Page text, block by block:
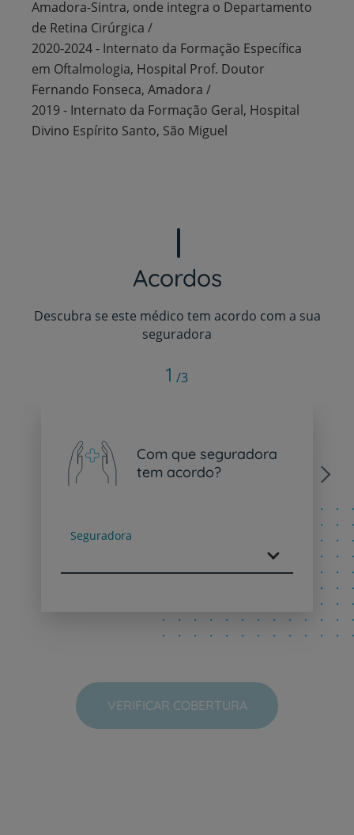
Amadora-Sintra, onde integra o Departamento
de Retina Cirúrgica /
2020-2024 - Internato da Formação Específica
em Oftalmologia, Hospital Prof. Doutor
Fernando Fonseca, Amadora /
2019 - Internato da Formação Geral, Hospital
Divino Espírito Santo, São Miguel
Acordos
Descubra se este médico tem acordo com a sua
seguradora
Com que seguradora
tem acordo?
Seguradora
Next
1 /3
VERIFICAR COBERTURA